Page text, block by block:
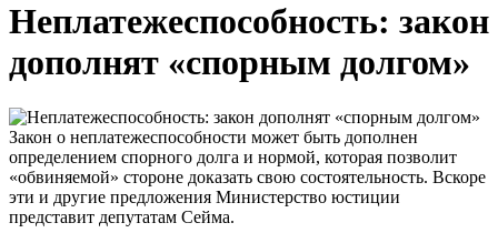
Неплатежеспособность: закон
дополнят «спорным долгом»
Закон о неплатежеспособности может быть дополнен
определением спорного долга и нормой, которая позволит
«обвиняемой» стороне доказать свою состоятельность. Вскоре
эти и другие предложения Министерство юстиции
представит депутатам Сейма.